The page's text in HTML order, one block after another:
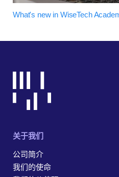
What's new in WiseTech
关于我们
公司简介
我们的使命